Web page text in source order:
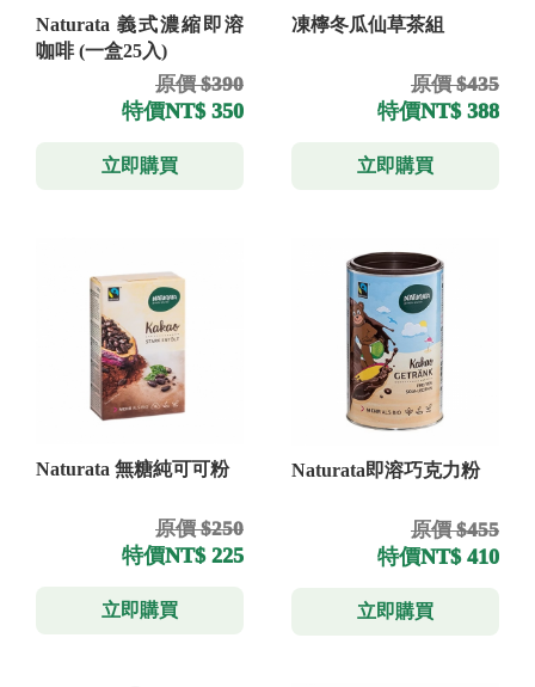
Naturata 義式濃縮即溶
咖啡 (一盒25入)
原價 $390
特價NT$ 350
立即購買
凍檸冬瓜仙草茶組
原價 $435
特價NT$ 388
立即購買
Naturata 無糖純可可粉
原價 $250
特價NT$ 225
立即購買
Naturata即溶巧克力粉
原價 $455
特價NT$ 410
立即購買